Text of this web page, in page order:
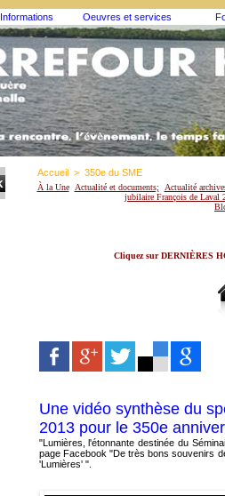
Informations Oeuvres et services
Accueil > 350e du SME
À la Une Actualité et documents; Actualité
jubilaire François de Laval
Cliquez sur DERNIÈRES
Une vidéo synthèse du
2013 pour le 350e
"Lumières, l'étonnante destinée du
page Facebook "De très bons souvenirs
'Lumières' ".